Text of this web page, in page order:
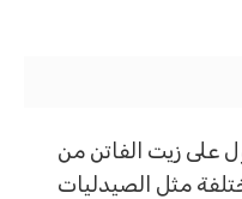
على زيت الفاتن من
مثل الصيدليات